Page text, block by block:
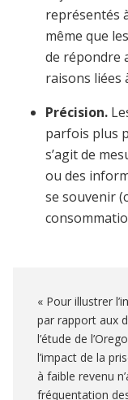
représentés
même que
de répondre
raisons liées
Précision.
parfois plus
s’agit de
ou des
se souvenir
« Pour illustrer
par rapport aux
l’étude de
l’impact de la
à faible revenu
fréquentation